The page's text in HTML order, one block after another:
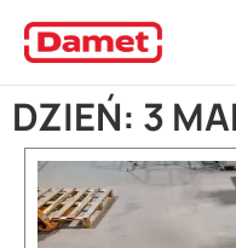
DZIEŃ: 3